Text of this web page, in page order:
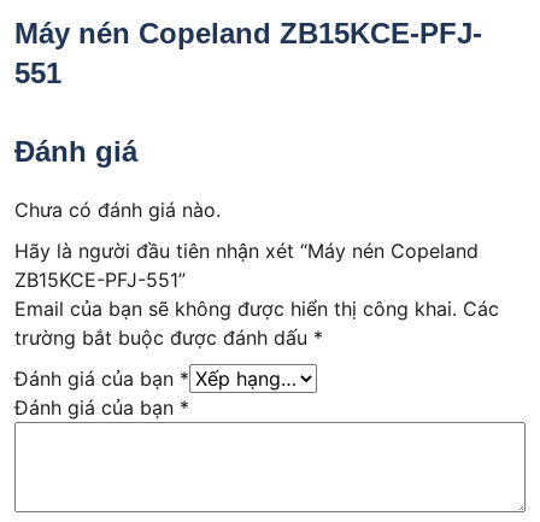
Máy nén Copeland ZB15KCE-PFJ-
551
Đánh giá
Chưa có đánh giá nào.
Hãy là người đầu tiên nhận xét “Máy nén Copeland
ZB15KCE-PFJ-551”
Email của bạn sẽ không được hiển thị công khai. Các
trường bắt buộc được đánh dấu *
Đánh giá của bạn *
Đánh giá của bạn *